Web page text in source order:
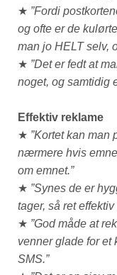
★ ”Fordi
og ofte er de
man jo HELT selv,
★ ”Det er fedt at
noget, og samtidig
Effektiv reklame
★ ”Kortet kan man
nærmere hvis
om emnet.”
★ ”Synes de er
tager, så ret effektiv
★ ”God måde at
venner glade for et
SMS.”